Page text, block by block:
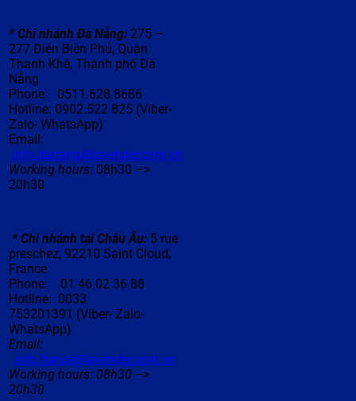
* Chi nhánh Đà Nẵng: 275 –
277 Điện Biên Phủ, Quận
Thanh Khê, Thành phố Đà
Nẵng
Phone: 0511.628.8686
Hotline: 0902.522 825 (Viber-
Zalo- WhatsApp)
Email:
info.danang@lavender.com.vn
Working hours: 08h30 –>
20h30
* Chi nhánh tại ChâuÂu: 5 rue
preschez, 92210 Saint Cloud,
France
Phone: 01 46 02 36 88
Hotline: 0033
753201391 (Viber- Zalo-
WhatsApp)
Email:
info.france@lavender.com.vn
Working hours: 08h30 –>
20h30